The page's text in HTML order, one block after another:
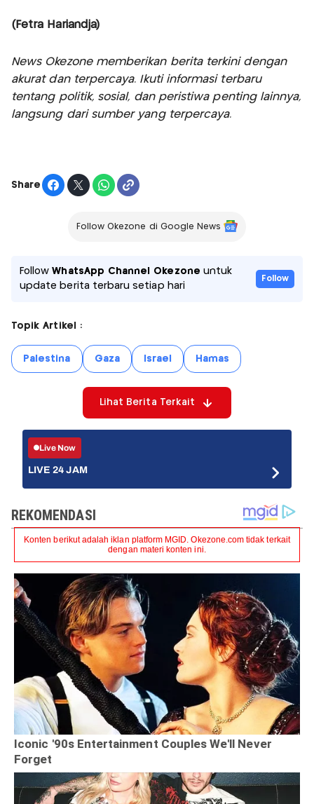
(Fetra Hariandja)
News Okezone memberikan berita terkini dengan
akurat dan terpercaya. Ikuti informasi terbaru
tentang politik, sosial, dan peristiwa penting lainnya,
langsung dari sumber yang terpercaya.
Share
Follow Okezone di Google News
FollowWhatsApp Channel Okezone untuk
update berita terbaru setiap hari
Follow
Topik Artikel :
Palestina Gaza Israel Hamas
Lihat Berita Terkait
Live Now
LIVE 24 JAM